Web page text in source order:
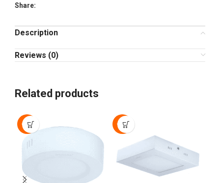
Share:
Description
Reviews (0)
Related products
-30% -50%